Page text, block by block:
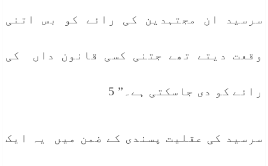
سرسید ان مجتہدین کی رائے کو بس اتنی
وقعت دیتے تھے جتنی کسی قانون داں کی
رائے کو دی جاسکتی ہے۔” 5
سرسید کی عقلیت پسندی کے ضمن میں یہ ایک